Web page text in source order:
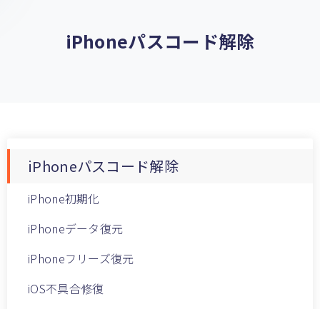
iPhoneパスコード解除
iPhoneパスコード解除
iPhone初期化
iPhoneデータ復元
iPhoneフリーズ復元
iOS不具合修復